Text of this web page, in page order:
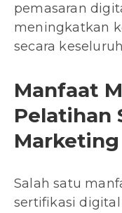
pemasaran
meningkatkan
secara
Manfaat
Pelatihan
Marketing
Salah satu
sertifikasi